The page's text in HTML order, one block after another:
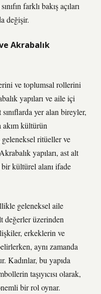
farklı bakış açıları
değişir.
Akrabalık
ve toplumsal rollerini
yapıları ve aile içi
yer alan bireyler,
kültürün
ritüeller ve
yapıları, ast alt
kültürel alanı ifade
geleneksel aile
değerler üzerinden
erkeklerin ve
aynı zamanda
Kadınlar, bu yapıda
taşıyıcısı olarak,
bir rol oynar.